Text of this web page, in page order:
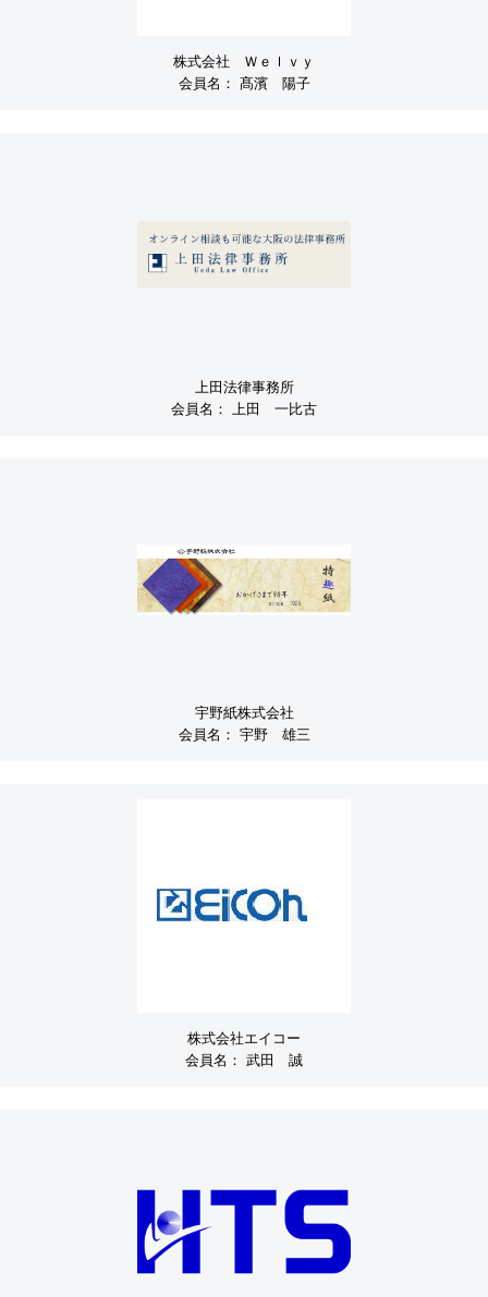
株式会社 Ｗｅｌｖｙ
会員名： 髙濱 陽子
上田法律事務所
会員名：
上田 一比古
宇野紙株式会社
会員名： 宇野 雄三
株式会社エイコー
会員名： 武田 誠